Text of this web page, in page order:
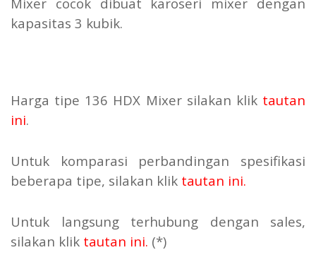
kapasitas 3 kubik.
Harga tipe 136 HDX Mixer silakan klik tautan
ini.
Untuk komparasi perbandingan spesifikasi
beberapa tipe, silakan klik tautan ini.
Untuk langsung terhubung dengan sales,
silakan klik tautan ini. (*)